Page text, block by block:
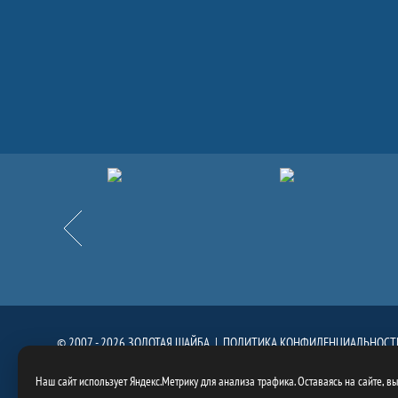
Назад
Партнёры
© 2007 - 2026 ЗОЛОТАЯ ШАЙБА |ПОЛИТИКА
Наш сайт использует Яндекс.Метрику для анализа трафика. Оставаясь на сайте,